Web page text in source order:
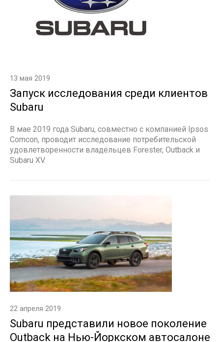
13 мая 2019
Запуск исследования среди клиентов
Subaru
В мае 2019 года Subaru, совместно с компанией Ipsos
Comcon, проводит исследование потребительской
удовлетворенности владельцев Forester, Outback и
Subaru XV.
22 апреля 2019
Subaru представили новое поколение
Outback на Нью-Йоркском автосалоне